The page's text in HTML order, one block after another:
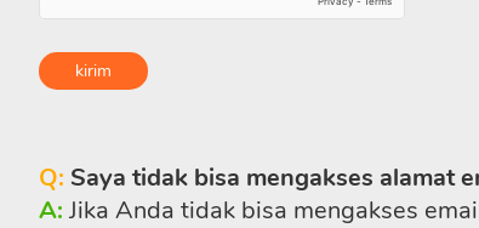
kirim
Q: Saya tidak bisa mengakses alamat
A: Jika Anda tidak bisa mengakses